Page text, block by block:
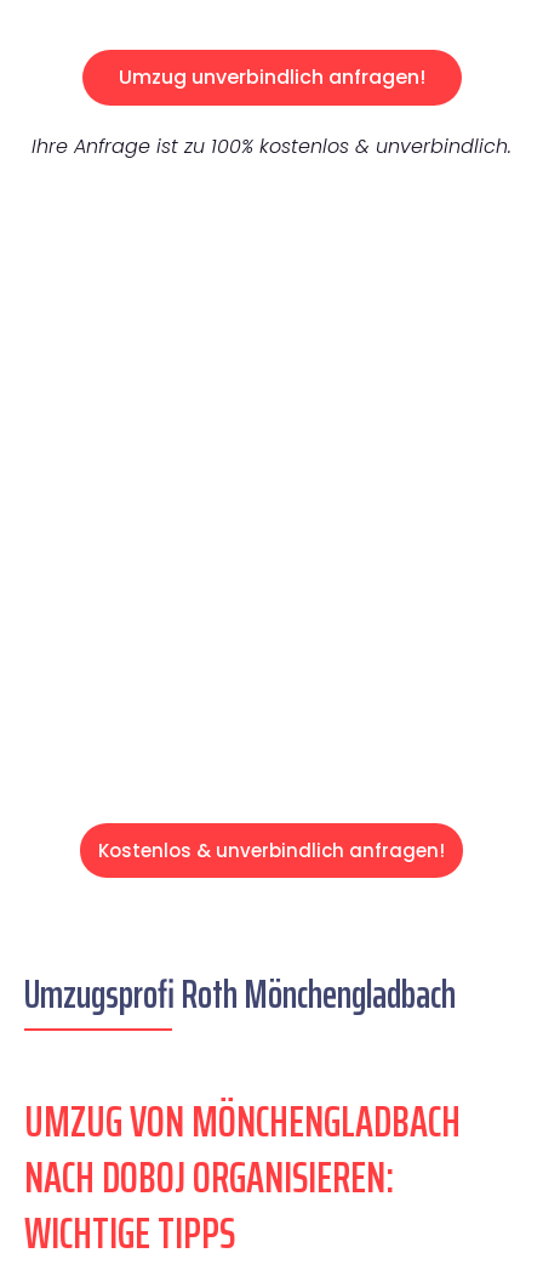
Umzug unverbindlich anfragen!
Ihre Anfrage ist zu 100% kostenlos & unverbindlich.
Kostenlos & unverbindlich anfragen!
Umzugsprofi Roth Mönchengladbach
UMZUG VON MÖNCHENGLADBACH
NACH DOBOJ ORGANISIEREN:
WICHTIGE TIPPS